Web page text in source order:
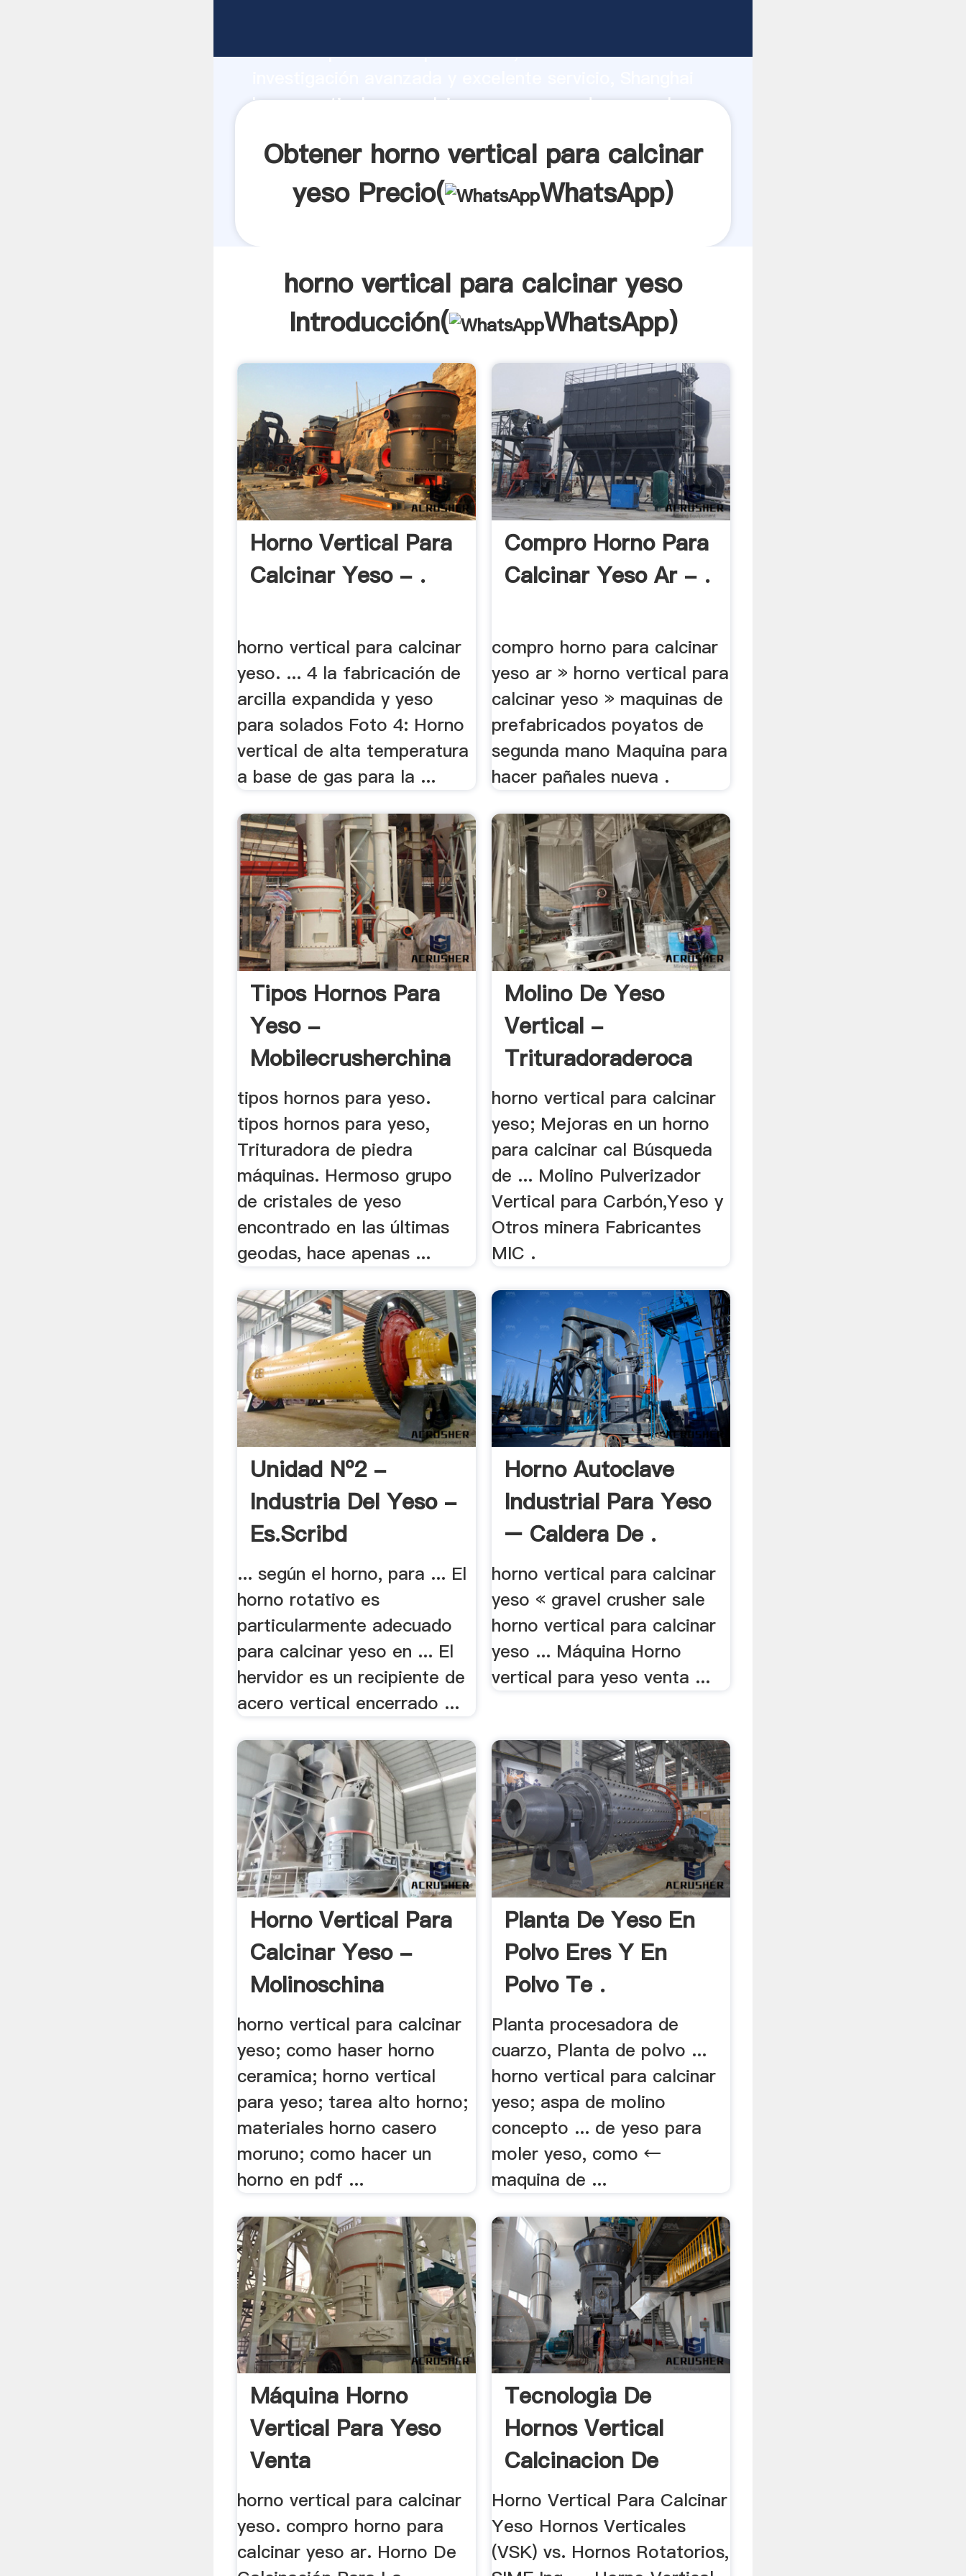
fuerte capacidad de producción, fuerza de
horno vertical para calcinar yeso proveedor crea el
Obtener horno vertical para calcinar
yeso Precio(
WhatsApp)
horno vertical para calcinar yeso
Introducción(
WhatsApp)
Horno Vertical Para
Calcinar Yeso - .
horno vertical para calcinar
yeso. ... 4 la fabricación de
arcilla expandida y yeso
para solados Foto 4: Horno
vertical de alta temperatura
a base de gas para la ...
Compro Horno Para
Calcinar Yeso Ar - .
compro horno para calcinar
yeso ar » horno vertical para
calcinar yeso » maquinas de
prefabricados poyatos de
segunda mano Maquina para
hacer pañales nueva .
Tipos Hornos Para
Yeso -
Mobilecrusherchina
tipos hornos para yeso.
tipos hornos para yeso,
Trituradora de piedra
máquinas. Hermoso grupo
de cristales de yeso
encontrado en las últimas
geodas, hace apenas ...
Molino De Yeso
Vertical -
Trituradoraderoca
horno vertical para calcinar
yeso; Mejoras en un horno
para calcinar cal Búsqueda
de ... Molino Pulverizador
Vertical para Carbón,Yeso y
Otros minera Fabricantes
MIC .
Unidad Nº2 -
Industria Del Yeso -
Es.scribd
... según el horno, para ... El
horno rotativo es
particularmente adecuado
para calcinar yeso en ... El
hervidor es un recipiente de
acero vertical encerrado ...
Horno Autoclave
Industrial Para Yeso
– Caldera De .
horno vertical para calcinar
yeso « gravel crusher sale
horno vertical para calcinar
yeso ... Máquina Horno
vertical para yeso venta ...
Horno Vertical Para
Calcinar Yeso -
Molinoschina
horno vertical para calcinar
yeso; como haser horno
ceramica; horno vertical
para yeso; tarea alto horno;
materiales horno casero
moruno; como hacer un
horno en pdf ...
Planta De Yeso En
Polvo Eres Y En
Polvo Te .
Planta procesadora de
cuarzo, Planta de polvo ...
horno vertical para calcinar
yeso; aspa de molino
concepto ... de yeso para
moler yeso, como ←
maquina de ...
Máquina Horno
Vertical Para Yeso
Venta
horno vertical para calcinar
yeso. compro horno para
calcinar yeso ar. Horno De
Tecnologia De
Hornos Vertical
Calcinacion De
Coque
Horno Vertical Para Calcinar
Yeso Hornos Verticales
(VSK) vs. Hornos Rotatorios,